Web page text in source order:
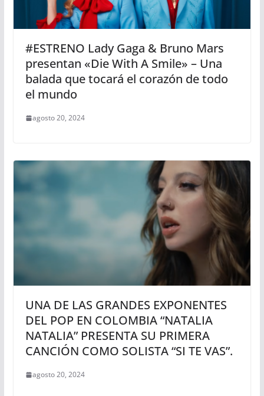
#ESTRENO Lady Gaga & Bruno Mars
presentan «Die With A Smile» – Una
balada que tocará el corazón de todo
el mundo
agosto 20, 2024
UNA DE LAS GRANDES EXPONENTES
DEL POP EN COLOMBIA “NATALIA
NATALIA” PRESENTA SU PRIMERA
CANCIÓN COMO SOLISTA “SI TE VAS”.
agosto 20, 2024